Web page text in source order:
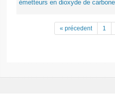
émetteurs en dioxyde de
« précedent 1